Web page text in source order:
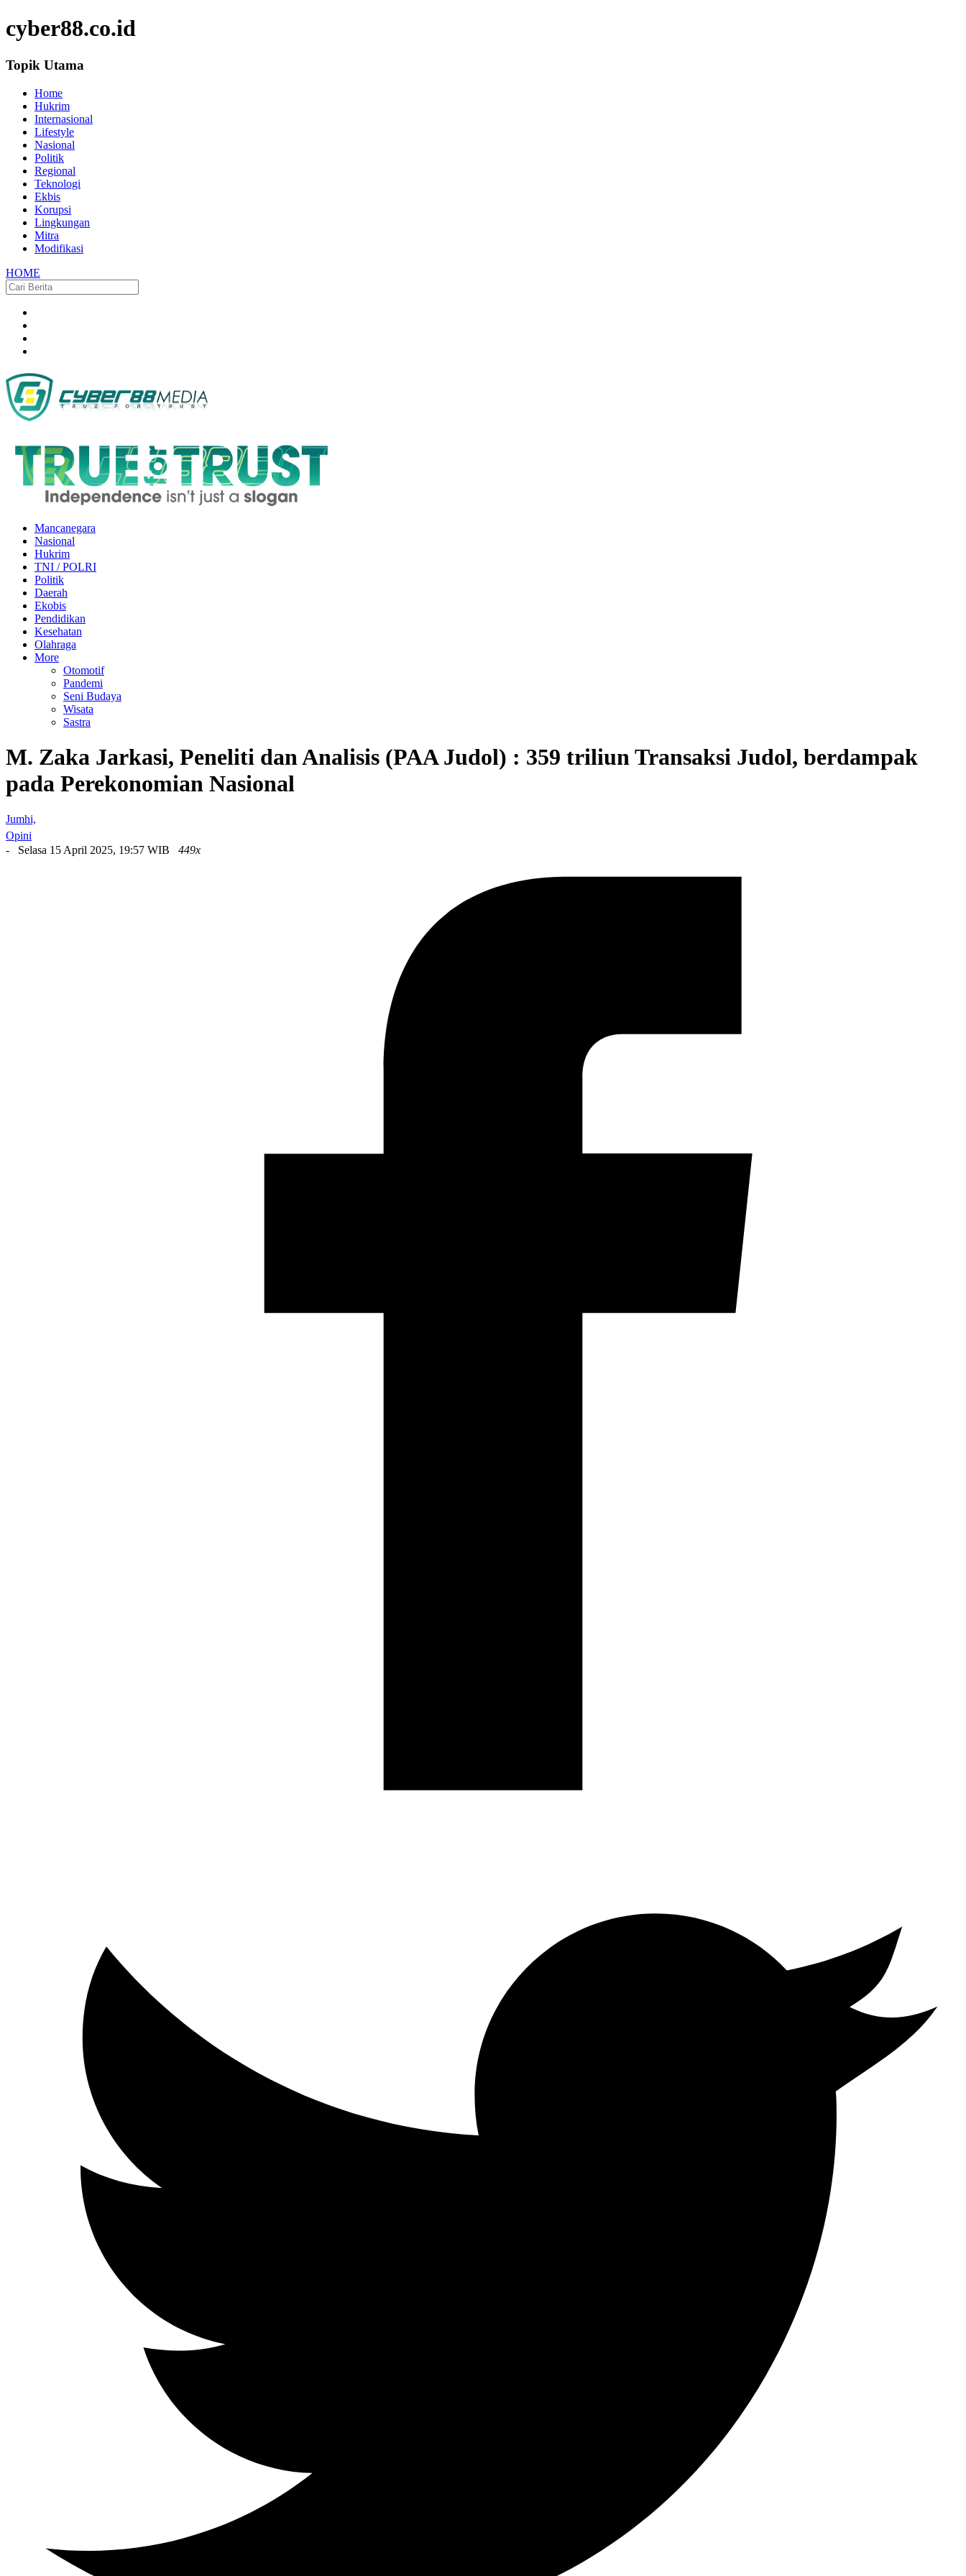
cyber88.co.id
Topik Utama
Home
Hukrim
Internasional
Lifestyle
Nasional
Politik
Regional
Teknologi
Ekbis
Korupsi
Lingkungan
Mitra
Modifikasi
HOME
Mancanegara
Nasional
Hukrim
TNI / POLRI
Politik
Daerah
Ekobis
Pendidikan
Kesehatan
Olahraga
More
Otomotif
Pandemi
Seni Budaya
Wisata
Sastra
M. Zaka Jarkasi, Peneliti dan Analisis (PAA Judol) : 359 triliun Transaksi Judol, berdampak
pada Perekonomian Nasional
Jumhi,
Opini
- Selasa 15 April 2025, 19:57 WIB 449x